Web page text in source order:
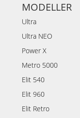
MODELLER
Ultra
Ultra NEO
Power X
Metro 5000
Elit 540
Elit 960
Elit Retro